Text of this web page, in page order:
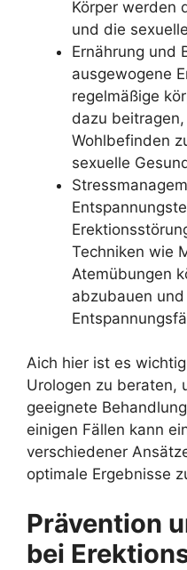
Körper werden
und die
Ernährung und
ausgewogene
regelmäßige
dazu
Wohlbefinden
sexuelle
Techniken wie
Atemübungen
abzubauen
Aich hier ist es
Urologen zu beraten,
geeignete
einigen Fällen kann
verschiedener
optimale Ergebnisse
Prävention
bei